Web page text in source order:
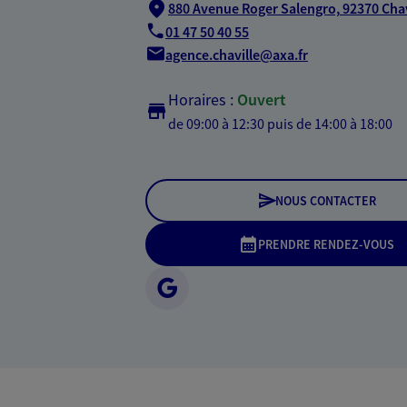
880 Avenue Roger Salengro,92370
01 47 50 40 55
agence.chaville@axa.fr
Horaires : Ouvert
de 09:00 à 12:30 puis de 14:00 à 18:00
NOUS CONTACTER
PRENDRE RENDEZ-VOUS